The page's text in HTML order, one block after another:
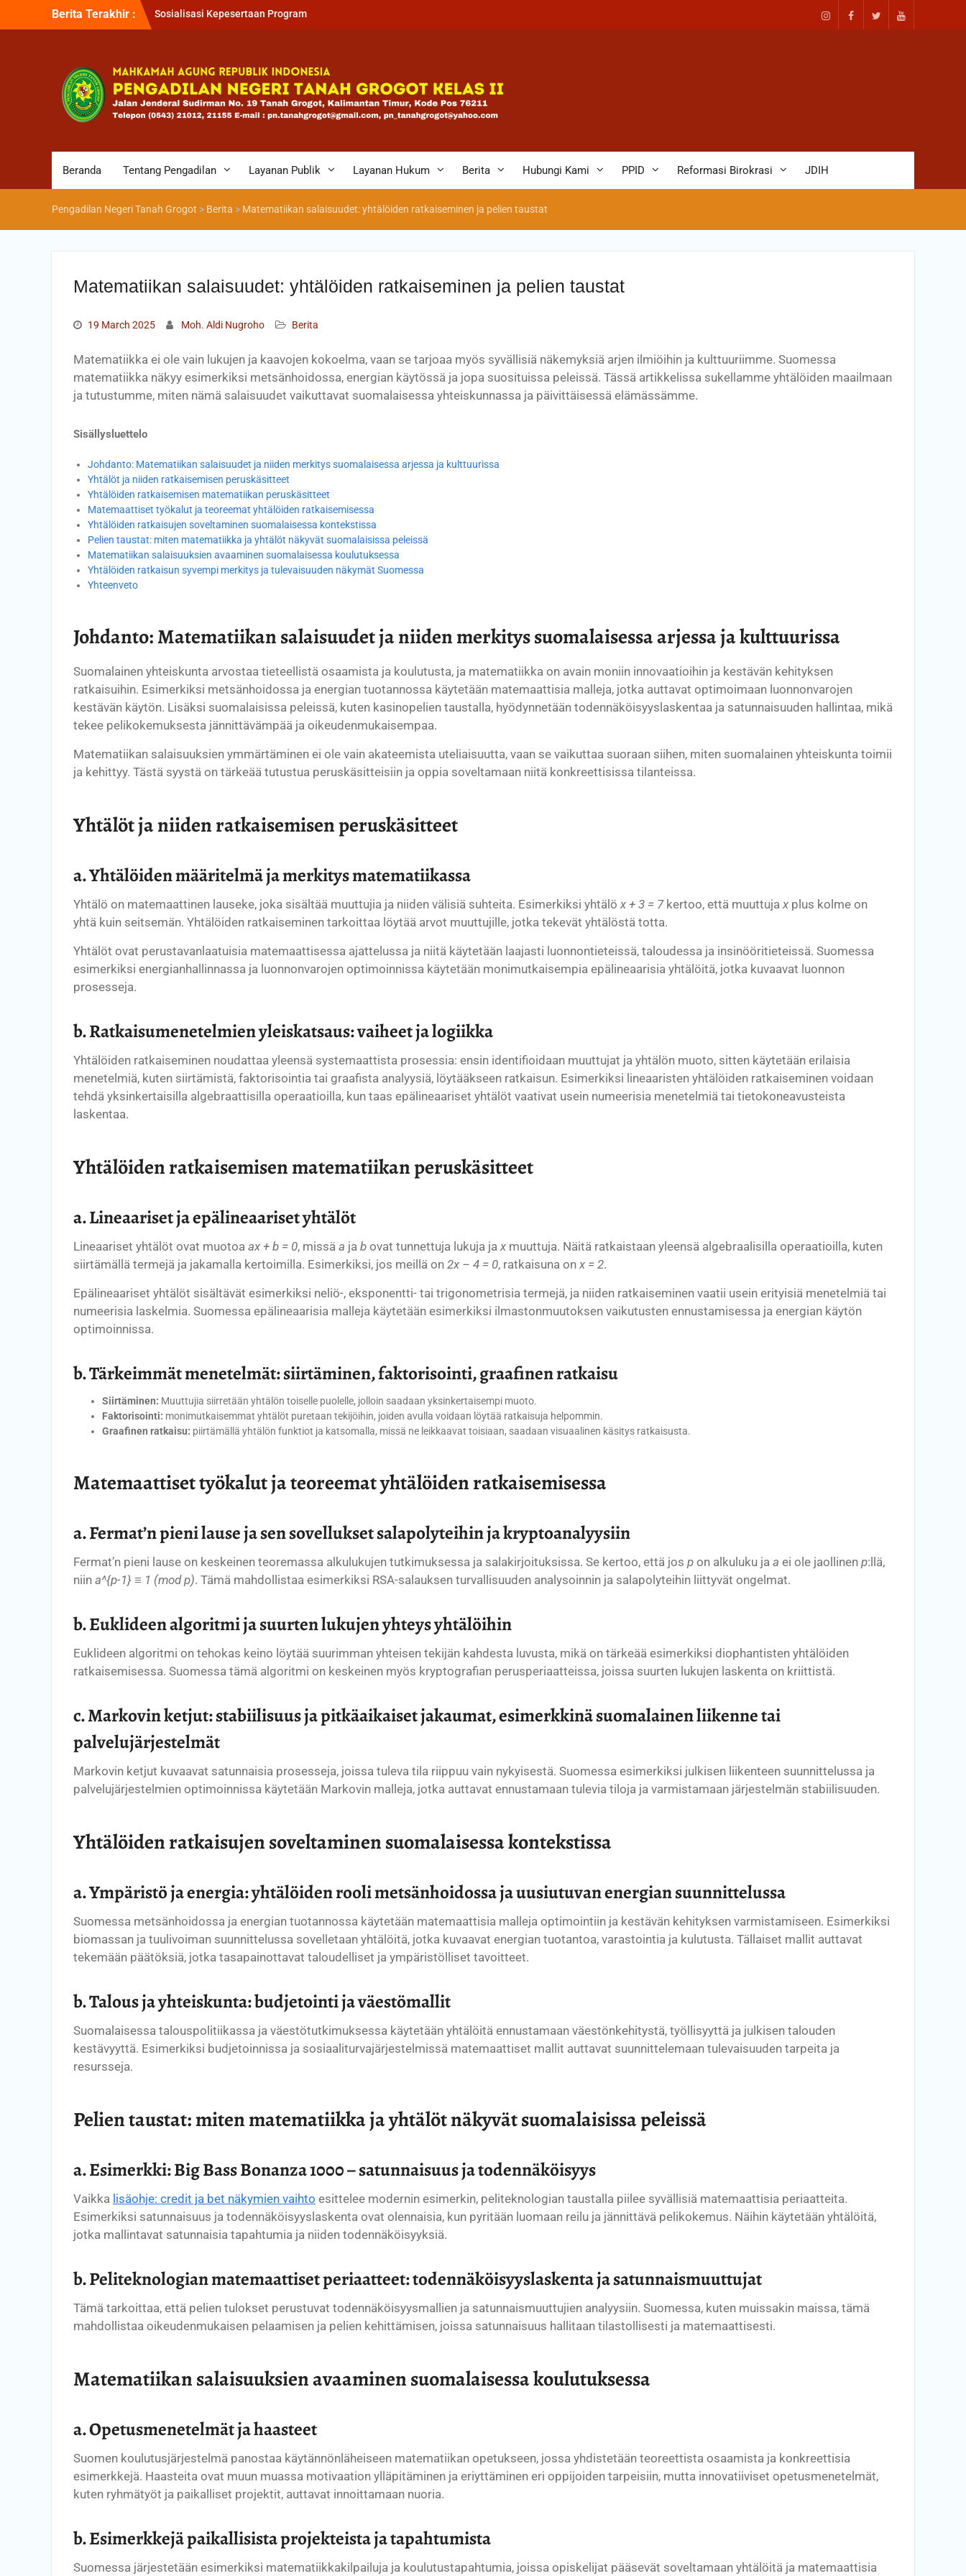
Berita Terakhir :
Sosialisasi Kepesertaan Program
Briefin Petugas PTSP Hari Senin, 3
Agustus 2026
Briefing Petugas PTSP Hari Kamis
Tanggal 6 Agustus 2026
Beranda Tentang Pengadilan Layanan Publik Layanan Hukum Berita Hubungi Kami PPID Reformasi Birokrasi JDIH
Pengadilan Negeri Tanah Grogot > Berita > Matematiikan salaisuudet: yhtälöiden ratkaiseminen ja pelien taustat
Matematiikan salaisuudet: yhtälöiden ratkaiseminen ja pelien taustat
19 March 2025 Moh. Aldi Nugroho Berita
Matematiikka ei ole vain lukujen ja kaavojen kokoelma, vaan se tarjoaa myös syvällisiä näkemyksiä arjen ilmiöihin ja kulttuuriimme. Suomessa
matematiikka näkyy esimerkiksi metsänhoidossa, energian käytössä ja jopa suosituissa peleissä. Tässä artikkelissa sukellamme yhtälöiden maailmaan
ja tutustumme, miten nämä salaisuudet vaikuttavat suomalaisessa yhteiskunnassa ja päivittäisessä elämässämme.
Sisällysluettelo
Johdanto: Matematiikan salaisuudet ja niiden merkitys suomalaisessa arjessa ja kulttuurissa
Yhtälöt ja niiden ratkaisemisen peruskäsitteet
Yhtälöiden ratkaisemisen matematiikan peruskäsitteet
Matemaattiset työkalut ja teoreemat yhtälöiden ratkaisemisessa
Yhtälöiden ratkaisujen soveltaminen suomalaisessa kontekstissa
Pelien taustat: miten matematiikka ja yhtälöt näkyvät suomalaisissa peleissä
Matematiikan salaisuuksien avaaminen suomalaisessa koulutuksessa
Yhtälöiden ratkaisun syvempi merkitys ja tulevaisuuden näkymät Suomessa
Yhteenveto
Johdanto: Matematiikan salaisuudet ja niiden merkitys suomalaisessa arjessa ja kulttuurissa
Suomalainen yhteiskunta arvostaa tieteellistä osaamista ja koulutusta, ja matematiikka on avain moniin innovaatioihin ja kestävän kehityksen
ratkaisuihin. Esimerkiksi metsänhoidossa ja energian tuotannossa käytetään matemaattisia malleja, jotka auttavat optimoimaan luonnonvarojen
kestävän käytön. Lisäksi suomalaisissa peleissä, kuten kasinopelien taustalla, hyödynnetään todennäköisyyslaskentaa ja satunnaisuuden hallintaa, mikä
tekee pelikokemuksesta jännittävämpää ja oikeudenmukaisempaa.
Matematiikan salaisuuksien ymmärtäminen ei ole vain akateemista uteliaisuutta, vaan se vaikuttaa suoraan siihen, miten suomalainen yhteiskunta toimii
ja kehittyy. Tästä syystä on tärkeää tutustua peruskäsitteisiin ja oppia soveltamaan niitä konkreettisissa tilanteissa.
Yhtälöt ja niiden ratkaisemisen peruskäsitteet
a. Yhtälöiden määritelmä ja merkitys matematiikassa
Yhtälö on matemaattinen lauseke, joka sisältää muuttujia ja niiden välisiä suhteita. Esimerkiksi yhtälö x + 3 = 7kertoo, että muuttuja x plus kolme on
yhtä kuin seitsemän. Yhtälöiden ratkaiseminen tarkoittaa löytää arvot muuttujille, jotka tekevät yhtälöstä totta.
Yhtälöt ovat perustavanlaatuisia matemaattisessa ajattelussa ja niitä käytetään laajasti luonnontieteissä, taloudessa ja insinööritieteissä. Suomessa
esimerkiksi energianhallinnassa ja luonnonvarojen optimoinnissa käytetään monimutkaisempia epälineaarisia yhtälöitä, jotka kuvaavat luonnon
prosesseja.
b. Ratkaisumenetelmien yleiskatsaus: vaiheet ja logiikka
Yhtälöiden ratkaiseminen noudattaa yleensä systemaattista prosessia: ensin identifioidaan muuttujat ja yhtälön muoto, sitten käytetään erilaisia
menetelmiä, kuten siirtämistä, faktorisointia tai graafista analyysiä, löytääkseen ratkaisun. Esimerkiksi lineaaristen yhtälöiden ratkaiseminen voidaan
tehdä yksinkertaisilla algebraattisilla operaatioilla, kun taas epälineaariset yhtälöt vaativat usein numeerisia menetelmiä tai tietokoneavusteista
laskentaa.
Yhtälöiden ratkaisemisen matematiikan peruskäsitteet
a. Lineaariset ja epälineaariset yhtälöt
Lineaariset yhtälöt ovat muotoa ax + b = 0, missä a ja b ovat tunnettuja lukuja ja x muuttuja. Näitä ratkaistaan yleensä algebraalisilla operaatioilla, kuten
siirtämällä termejä ja jakamalla kertoimilla. Esimerkiksi, jos meillä on 2x – 4 = 0, ratkaisuna on x = 2.
Epälineaariset yhtälöt sisältävät esimerkiksi neliö-, eksponentti- tai trigonometrisia termejä, ja niiden ratkaiseminen vaatii usein erityisiä menetelmiä tai
numeerisia laskelmia. Suomessa epälineaarisia malleja käytetään esimerkiksi ilmastonmuutoksen vaikutusten ennustamisessa ja energian käytön
optimoinnissa.
b. Tärkeimmät menetelmät: siirtäminen, faktorisointi, graafinen ratkaisu
Siirtäminen: Muuttujia siirretään yhtälön toiselle puolelle, jolloin saadaan yksinkertaisempi muoto.
Faktorisointi: monimutkaisemmat yhtälöt puretaan tekijöihin, joiden avulla voidaan löytää ratkaisuja helpommin.
Graafinen ratkaisu: piirtämällä yhtälön funktiot ja katsomalla, missä ne leikkaavat toisiaan, saadaan visuaalinen käsitys ratkaisusta.
Matemaattiset työkalut ja teoreemat yhtälöiden ratkaisemisessa
a. Fermat’n pieni lause ja sen sovellukset salapolyteihin ja kryptoanalyysiin
Fermat’n pieni lause on keskeinen teoremassa alkulukujen tutkimuksessa ja salakirjoituksissa. Se kertoo, että jos p on alkuluku ja a ei ole jaollinen p:llä,
niin a^{p-1} ≡ 1 (mod p). Tämä mahdollistaa esimerkiksi RSA-salauksen turvallisuuden analysoinnin ja salapolyteihin liittyvät ongelmat.
b. Euklideen algoritmi ja suurten lukujen yhteys yhtälöihin
Euklideen algoritmi on tehokas keino löytää suurimman yhteisen tekijän kahdesta luvusta, mikä on tärkeää esimerkiksi diophantisten yhtälöiden
ratkaisemisessa. Suomessa tämä algoritmi on keskeinen myös kryptografian perusperiaatteissa, joissa suurten lukujen laskenta on kriittistä.
c. Markovin ketjut: stabiilisuus ja pitkäaikaiset jakaumat, esimerkkinä suomalainen liikenne tai
palvelujärjestelmät
Markovin ketjut kuvaavat satunnaisia prosesseja, joissa tuleva tila riippuu vain nykyisestä. Suomessa esimerkiksi julkisen liikenteen suunnittelussa ja
palvelujärjestelmien optimoinnissa käytetään Markovin malleja, jotka auttavat ennustamaan tulevia tiloja ja varmistamaan järjestelmän stabiilisuuden.
Yhtälöiden ratkaisujen soveltaminen suomalaisessa kontekstissa
a. Ympäristö ja energia: yhtälöiden rooli metsänhoidossa ja uusiutuvan energian suunnittelussa
Suomessa metsänhoidossa ja energian tuotannossa käytetään matemaattisia malleja optimointiin ja kestävän kehityksen varmistamiseen. Esimerkiksi
biomassan ja tuulivoiman suunnittelussa sovelletaan yhtälöitä, jotka kuvaavat energian tuotantoa, varastointia ja kulutusta. Tällaiset mallit auttavat
tekemään päätöksiä, jotka tasapainottavat taloudelliset ja ympäristölliset tavoitteet.
b. Talous ja yhteiskunta: budjetointi ja väestömallit
Suomalaisessa talouspolitiikassa ja väestötutkimuksessa käytetään yhtälöitä ennustamaan väestönkehitystä, työllisyyttä ja julkisen talouden
kestävyyttä. Esimerkiksi budjetoinnissa ja sosiaaliturvajärjestelmissä matemaattiset mallit auttavat suunnittelemaan tulevaisuuden tarpeita ja
resursseja.
Pelien taustat: miten matematiikka ja yhtälöt näkyvät suomalaisissa peleissä
a. Esimerkki: Big Bass Bonanza 1000 – satunnaisuus ja todennäköisyys
Vaikka lisäohje: credit ja bet näkymien vaihto esittelee modernin esimerkin, peliteknologian taustalla piilee syvällisiä matemaattisia periaatteita.
Esimerkiksi satunnaisuus ja todennäköisyyslaskenta ovat olennaisia, kun pyritään luomaan reilu ja jännittävä pelikokemus. Näihin käytetään yhtälöitä,
jotka mallintavat satunnaisia tapahtumia ja niiden todennäköisyyksiä.
b. Peliteknologian matemaattiset periaatteet: todennäköisyyslaskenta ja satunnaismuuttujat
Tämä tarkoittaa, että pelien tulokset perustuvat todennäköisyysmallien ja satunnaismuuttujien analyysiin. Suomessa, kuten muissakin maissa, tämä
mahdollistaa oikeudenmukaisen pelaamisen ja pelien kehittämisen, joissa satunnaisuus hallitaan tilastollisesti ja matemaattisesti.
Matematiikan salaisuuksien avaaminen suomalaisessa koulutuksessa
a. Opetusmenetelmät ja haasteet
Suomen koulutusjärjestelmä panostaa käytännönläheiseen matematiikan opetukseen, jossa yhdistetään teoreettista osaamista ja konkreettisia
esimerkkejä. Haasteita ovat muun muassa motivaation ylläpitäminen ja eriyttäminen eri oppijoiden tarpeisiin, mutta innovatiiviset opetusmenetelmät,
kuten ryhmätyöt ja paikalliset projektit, auttavat innoittamaan nuoria.
b. Esimerkkejä paikallisista projekteista ja tapahtumista
Suomessa järjestetään esimerkiksi matematiikkakilpailuja ja koulutustapahtumia, joissa opiskelijat pääsevät soveltamaan yhtälöitä ja matemaattisia